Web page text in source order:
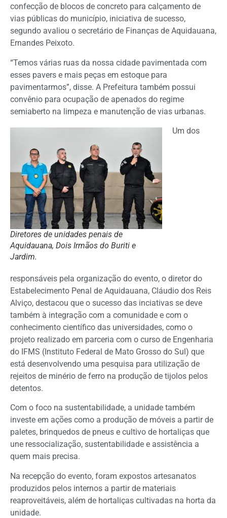
confecção de blocos de concreto para calçamento de
vias públicas do município, iniciativa de sucesso,
segundo avaliou o secretário de Finanças de Aquidauana,
Ernandes Peixoto.
“Temos várias ruas da nossa cidade pavimentada com
esses pavers e mais peças em estoque para
pavimentarmos”, disse. A Prefeitura também possui
convênio para ocupação de apenados do regime
semiaberto na limpeza e manutenção de vias urbanas.
Diretores de unidades penais de
Aquidauana, Dois Irmãos do Buriti e
Jardim.
Um dos
responsáveis pela organização do evento, o diretor do
Estabelecimento Penal de Aquidauana, Cláudio dos Reis
Alviço, destacou que o sucesso das inciativas se deve
também à integração com a comunidade e com o
conhecimento científico das universidades, como o
projeto realizado em parceria com o curso de Engenharia
do IFMS (Instituto Federal de Mato Grosso do Sul) que
está desenvolvendo uma pesquisa para utilização de
rejeitos de minério de ferro na produção de tijolos pelos
detentos.
Com o foco na sustentabilidade, a unidade também
investe em ações como a produção de móveis a partir de
paletes, brinquedos de pneus e cultivo de hortaliças que
une ressocialização, sustentabilidade e assistência a
quem mais precisa.
Na recepção do evento, foram expostos artesanatos
produzidos pelos internos a partir de materiais
reaproveitáveis, além de hortaliças cultivadas na horta da
unidade.